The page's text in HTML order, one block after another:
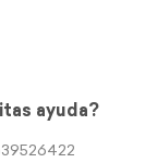
ayuda?